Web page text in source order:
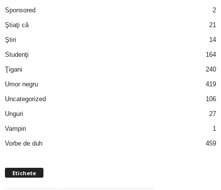
Sponsored
2
Ştiaţi că
21
Ştiri
14
Studenţi
164
Ţigani
240
Umor negru
419
Uncategorized
106
Unguri
27
Vampiri
1
Vorbe de duh
459
Etichete